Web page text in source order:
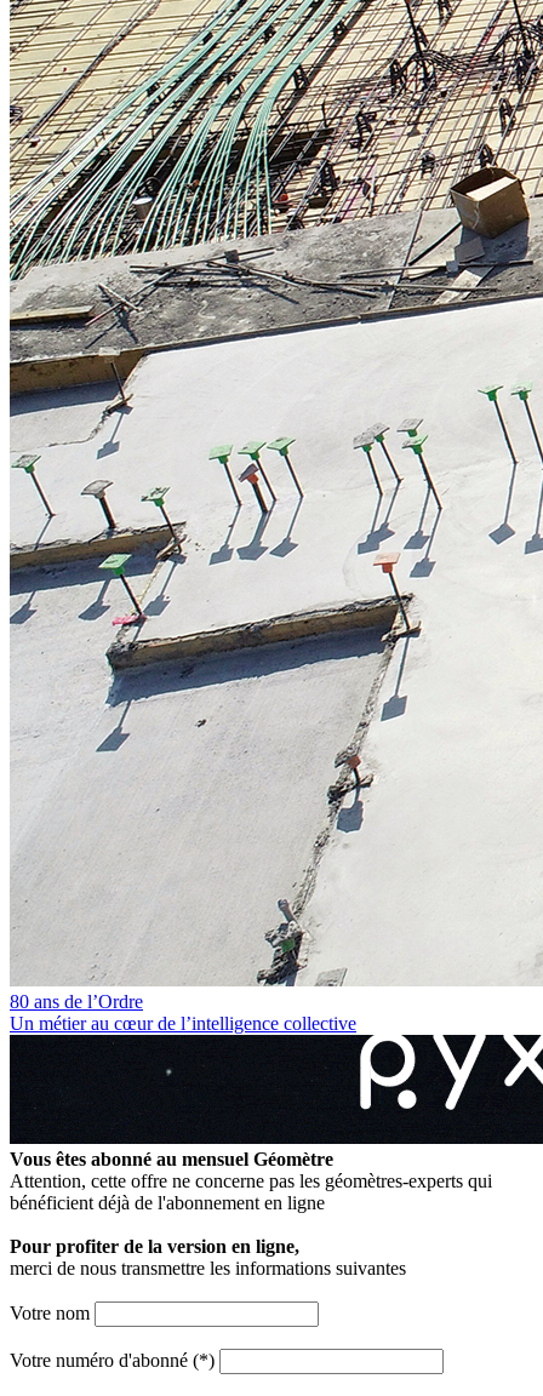
80 ans de l’Ordre
Un métier au cœur de l’intelligence collective
Vous êtes abonné au mensuel Géomètre
Attention, cette offre ne concerne pas les géomètres-experts qui
bénéficient déjà de l'abonnement en ligne
Pour profiter de la version en ligne,
merci de nous transmettre les informations suivantes
Votre nom
Votre numéro d'abonné (*)